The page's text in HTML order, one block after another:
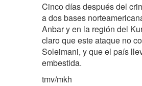
Cinco días después del
a dos bases
Anbar y en la región del
claro que este ataque no
Soleimani, y que el país
embestida.
tmv/mkh